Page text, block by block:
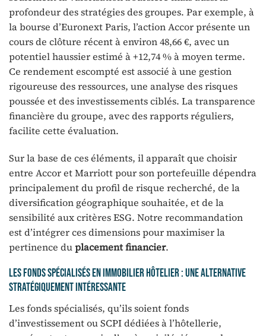
profondeur des stratégies des groupes. Par exemple, à
la bourse d’Euronext Paris, l’action Accor présente un
cours de clôture récent à environ 48,66 €, avec un
potentiel haussier estimé à +12,74 % à moyen terme.
Ce rendement escompté est associé à une gestion
rigoureuse des ressources, une analyse des risques
poussée et des investissements ciblés. La transparence
financière du groupe, avec des rapports réguliers,
facilite cette évaluation.
Sur la base de ces éléments, il apparaît que choisir
entre Accor et Marriott pour son portefeuille dépendra
principalement du profil de risque recherché, de la
diversification géographique souhaitée, et de la
sensibilité aux critères ESG. Notre recommandation
est d’intégrer ces dimensions pour maximiser la
pertinence duplacement financier.
Les fonds spécialisés en immobilier hôtelier : une alternative
stratégiquement intéressante
Les fonds spécialisés, qu’ils soient fonds
d’investissement ou SCPI dédiées à l’hôtellerie,